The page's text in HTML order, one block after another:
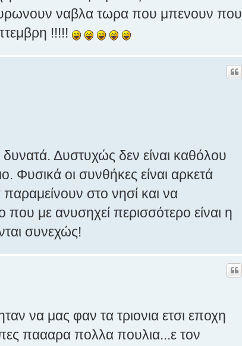
ναβλα τωρα που μπενουν που
!!!!!
Δυστυχώς δεν είναι καθόλου
Φυσικά οι συνθήκες είναι αρκετά
στο νησί και να
με ανυσηχεί περισσότερο είναι η
συνεχώς!
να μας φαν τα τριονια ετσι εποχη
παααρα πολλα πουλια...ε τον